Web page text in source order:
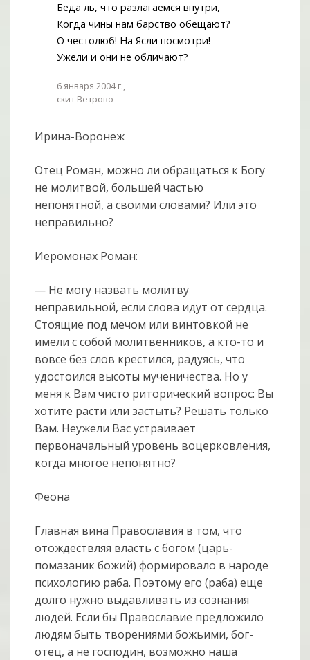
Беда ль, что разлагаемся внутри,
Когда чины нам барство обещают?
О честолюб! На Ясли посмотри!
Ужели и они не обличают?
6 января 2004 г.,
скит Ветрово
Ирина-Воронеж
Отец Роман, можно ли обращаться к Богу
не молитвой, большей частью
непонятной, а своими словами? Или это
неправильно?
Иеромонах Роман:
— Не могу назвать молитву
неправильной, если слова идут от сердца.
Стоящие под мечом или винтовкой не
имели с собой молитвенников, а кто-то и
вовсе без слов крестился, радуясь, что
удостоился высоты мученичества. Но у
меня к Вам чисто риторический вопрос: Вы
хотите расти или застыть? Решать только
Вам. Неужели Вас устраивает
первоначальный уровень воцерковления,
когда многое непонятно?
Феона
Главная вина Православия в том, что
отождествляя власть с богом (царь-
помазаник божий) формировало в народе
психологию раба. Поэтому его (раба) еще
долго нужно выдавливать из сознания
людей. Если бы Православие предложило
людям быть творениями божьими, бог-
отец, а не господин, возможно наша